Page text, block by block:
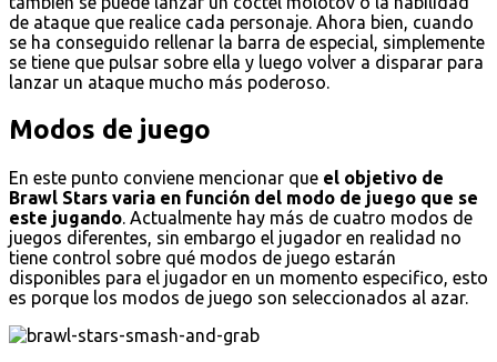
de ataque que realice cada personaje. Ahora bien, cuando
se ha conseguido rellenar la barra de especial, simplemente
se tiene que pulsar sobre ella y luego volver a disparar para
lanzar un ataque mucho más poderoso.
Modos de juego
En este punto conviene mencionar que el objetivo de
Brawl Stars varia en función del modo de juego que se
este jugando. Actualmente hay más de cuatro modos de
juegos diferentes, sin embargo el jugador en realidad no
tiene control sobre qué modos de juego estarán
disponibles para el jugador en un momento especifico, esto
es porque los modos de juego son seleccionados al azar.